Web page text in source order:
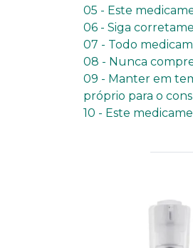
05 - Este
06 - Siga
07 - Todo
08 - Nunca
09 - Manter em
próprio para o
10 - Este